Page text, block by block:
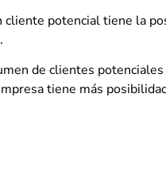
cliente potencial tiene la
de clientes
tiene más